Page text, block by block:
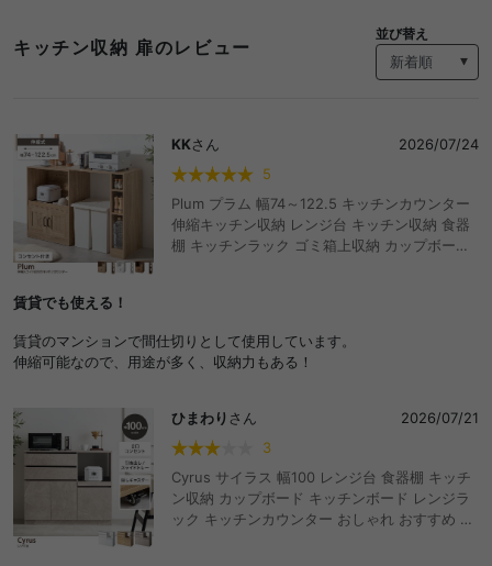
キッチン収納 扉のレビュー
並び替え
KKさん
2026/07/24
5
Plum プラム 幅74～122.5 キッチンカウンター
伸縮キッチン収納 レンジ台 キッチン収納 食器
棚 キッチンラック ゴミ箱上収納 カップボード
天板拡張 左右設置可能 木製 木目 ダストボック
ス 台所 扉収納 扉付き 家電 炊飯器 バーカウン
賃貸でも使える！
賃貸のマンションで間仕切りとして使用しています。
伸縮可能なので、用途が多く、収納力もある！
ひまわり さん
2026/07/21
3
Cyrus サイラス 幅100 レンジ台 食器棚 キッチ
ン収納 カップボード キッチンボード レンジラ
ック キッチンカウンター おしゃれ おすすめ 安